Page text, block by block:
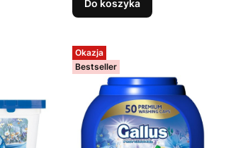
Do koszyka
Okazja
Bestseller